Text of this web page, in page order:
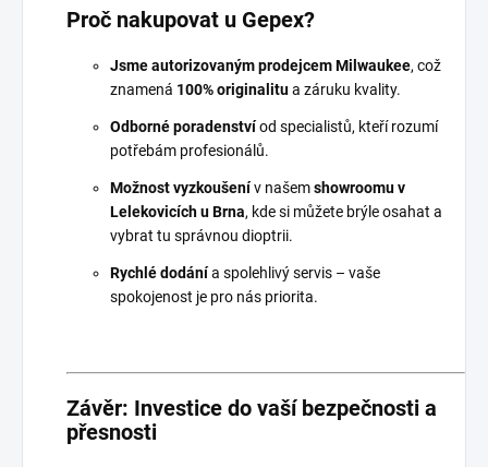
Proč nakupovat u Gepex?
Jsme autorizovaným prodejcem Milwaukee, což
znamená 100% originalitua záruku kvality.
Odborné poradenstvíod specialistů, kteří rozumí
potřebám profesionálů.
Možnost vyzkoušenív našemshowroomu v
Lelekovicích u Brna, kde si můžete brýle osahat a
vybrat tu správnou dioptrii.
Rychlé dodánía spolehlivý servis – vaše
spokojenost je pro nás priorita.
Závěr: Investice do vaší bezpečnosti a
přesnosti